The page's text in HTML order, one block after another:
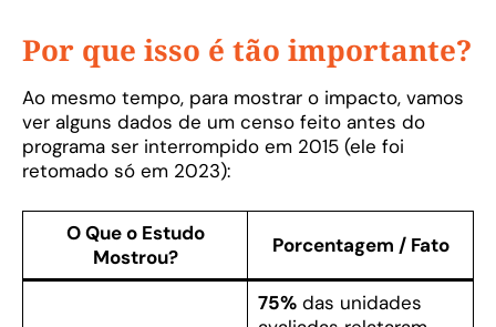
Por que isso é tão importante?
Ao mesmo tempo, para mostrar o impacto, vamos
ver alguns dados de um censo feito antes do
programa ser interrompido em 2015 (ele foi
retomado só em 2023):
O Que o Estudo
Mostrou?
Porcentagem / Fato
75%das unidades